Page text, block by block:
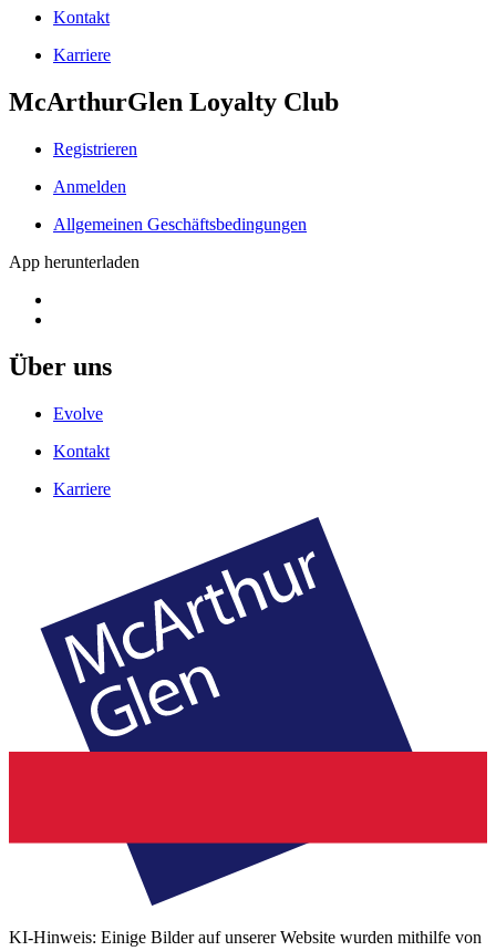
Kontakt
Karriere
McArthurGlen Loyalty Club
Registrieren
Anmelden
Allgemeinen Geschäftsbedingungen
App herunterladen
Über uns
Evolve
Kontakt
Karriere
KI-Hinweis: Einige Bilder auf unserer Website wurden mithilfe von